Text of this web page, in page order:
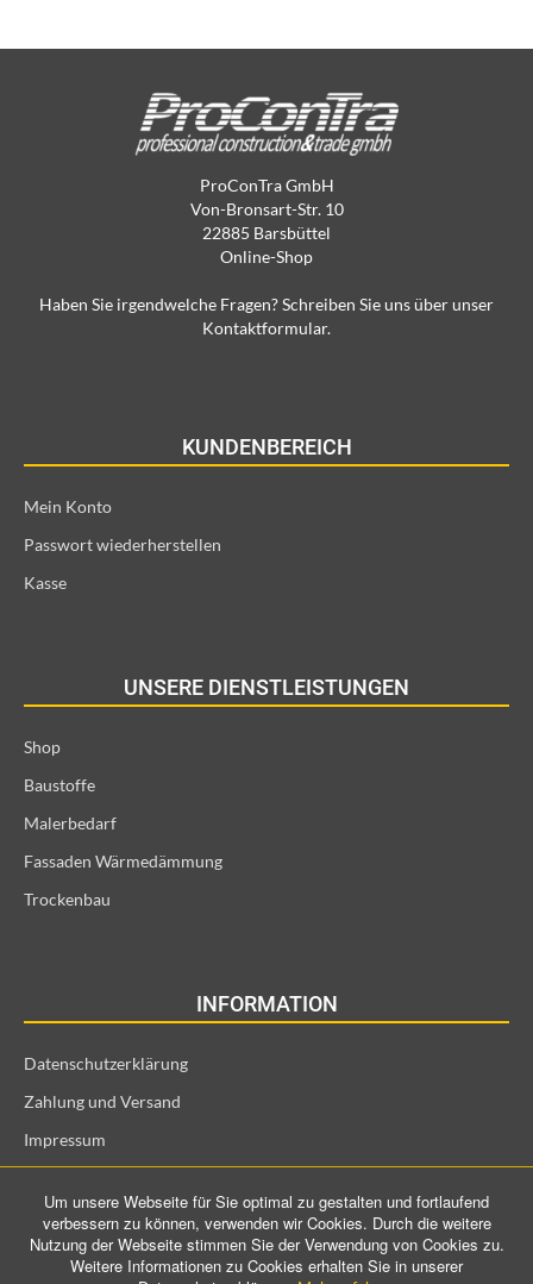
ProConTra GmbH
Von-Bronsart-Str. 10
22885 Barsbüttel
Online-Shop
Haben Sie irgendwelche Fragen? Schreiben Sie uns über unser
Kontaktformular.
KUNDENBEREICH
Mein Konto
Passwort wiederherstellen
Kasse
UNSERE DIENSTLEISTUNGEN
Shop
Baustoffe
Malerbedarf
Fassaden Wärmedämmung
Trockenbau
INFORMATION
Datenschutzerklärung
Zahlung und Versand
Impressum
Widerrufsrecht für Verbraucher
Um unsere Webseite für Sie optimal zu gestalten und fortlaufend
verbessern zu können, verwenden wir Cookies. Durch die weitere
Nutzung der Webseite stimmen Sie der Verwendung von Cookies zu.
Weitere Informationen zu Cookies erhalten Sie in unserer